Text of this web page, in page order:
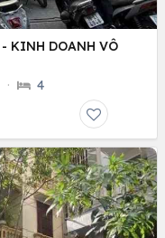
KINH DOANH VÔ
· 4